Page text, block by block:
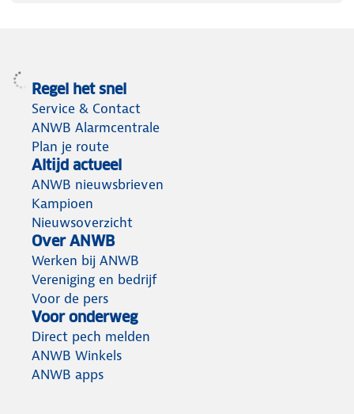
Regel het snel
Service & Contact
ANWB Alarmcentrale
Plan je route
Altijd actueel
ANWB nieuwsbrieven
Kampioen
Nieuwsoverzicht
Over ANWB
Werken bij ANWB
Vereniging en bedrijf
Voor de pers
Voor onderweg
Direct pech melden
ANWB Winkels
ANWB apps